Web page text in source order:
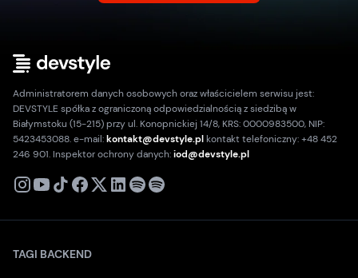
Administratorem danych osobowych oraz właścicielem serwisu jest:
DEVSTYLE spółka z ograniczoną odpowiedzialnością z siedzibą w
Białymstoku (15-215) przy ul. Konopnickiej 14/8, KRS: 0000983500, NIP:
5423453088. e-mail:kontakt@devstyle.plkontakt telefoniczny: +48 452
246 901. Inspektor ochrony danych:iod@devstyle.pl
X
TAGI BACKEND